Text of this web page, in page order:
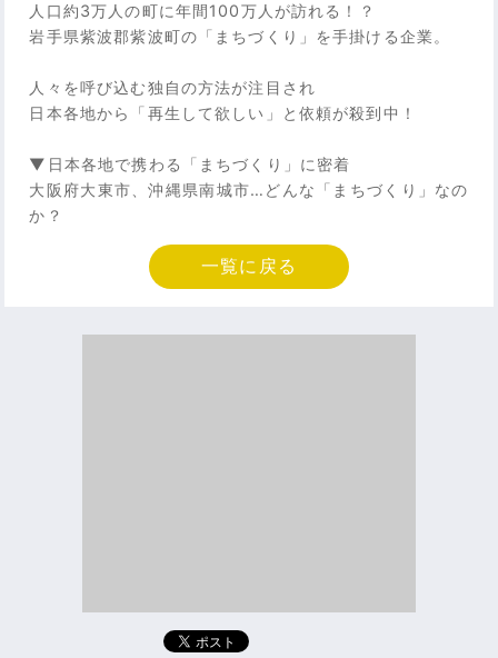
人口約3万人の町に年間100万人が訪れる！？
岩手県紫波郡紫波町の「まちづくり」を手掛ける企業。
人々を呼び込む独自の方法が注目され
日本各地から「再生して欲しい」と依頼が殺到中！
▼日本各地で携わる「まちづくり」に密着
大阪府大東市、沖縄県南城市…どんな「まちづくり」なの
か？
一覧に戻る